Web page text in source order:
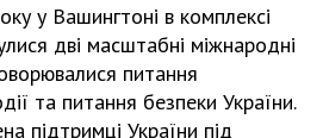
у Вашингтоні в комплексі
дві масштабні міжнародні
питання
та питання безпеки України.
підтримці України під